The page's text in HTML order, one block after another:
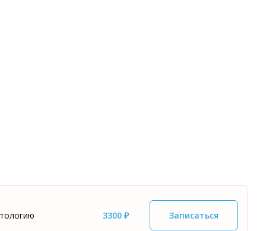
3300 ₽ Записаться